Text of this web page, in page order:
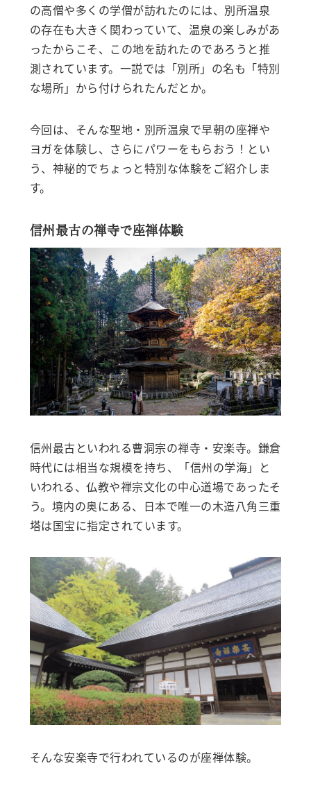
の高僧や多くの学僧が訪れたのには、別所温泉
の存在も大きく関わっていて、温泉の楽しみがあ
ったからこそ、この地を訪れたのであろうと推
測されています。一説では「別所」の名も「特別
な場所」から付けられたんだとか。
今回は、そんな聖地・別所温泉で早朝の座禅や
ヨガを体験し、さらにパワーをもらおう！とい
う、神秘的でちょっと特別な体験をご紹介しま
す。
信州最古の禅寺で座禅体験
信州最古といわれる曹洞宗の禅寺・安楽寺。鎌倉
時代には相当な規模を持ち、「信州の学海」と
いわれる、仏教や禅宗文化の中心道場であったそ
う。境内の奥にある、日本で唯一の木造八角三重
塔は国宝に指定されています。
そんな安楽寺で行われているのが座禅体験。